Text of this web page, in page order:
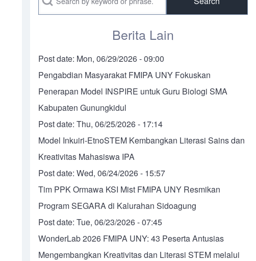
Berita Lain
Post date: Mon, 06/29/2026 - 09:00
Pengabdian Masyarakat FMIPA UNY Fokuskan
Penerapan Model INSPIRE untuk Guru Biologi SMA
Kabupaten Gunungkidul
Post date:Thu, 06/25/2026 - 17:14
Model Inkuiri-EtnoSTEM Kembangkan Literasi Sains dan
Kreativitas Mahasiswa IPA
Post date:Wed, 06/24/2026 - 15:57
Tim PPK Ormawa KSI Mist FMIPA UNY Resmikan
Program SEGARA di Kalurahan Sidoagung
Post date:Tue, 06/23/2026 - 07:45
WonderLab 2026 FMIPA UNY: 43 Peserta Antusias
Mengembangkan Kreativitas dan Literasi STEM melalui